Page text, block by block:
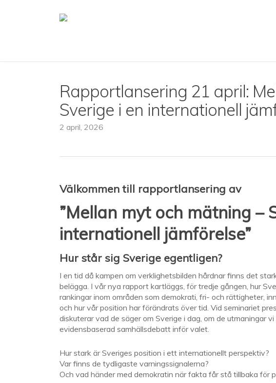
Rapportlansering 21 april:
Sverige i en internationell
2 april, 2026
Välkommen till rapportlansering av
”Mellan myt och mätning –
internationell jämförelse”
Hur står sig Sverige egentligen?
I en tid då kampen om verklighetsbilden hårdnar finns det
belägga. I vår nya rapport kartläggs, för tredje gången, hur
rankingar inom områden som demokrati, fri- och rättigheter,
och hur vår position har förändrats över tid. Vid seminariet
diskuterar vad de säger om Sverige i dag, om de utmaningar
evidensbaserad samhällsdebatt inför valet.
Hur stark är Sveriges position i ett internationellt perspektiv?
Var finns de tydligaste varningssignalerna?
Och vad händer med demokratin när fakta får stå tillbaka för